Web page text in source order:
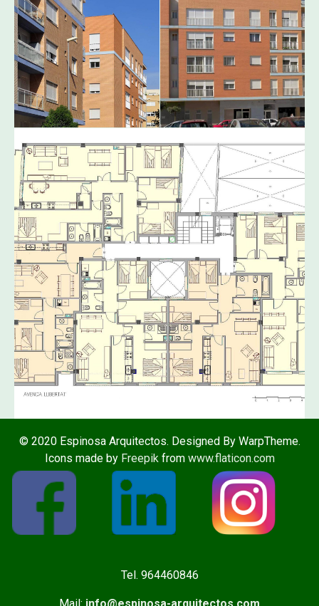
© 2020 Espinosa Arquitectos. Designed By WarpTheme.
Icons made by Freepikfrom www.flaticon.com
Tel. 964460846